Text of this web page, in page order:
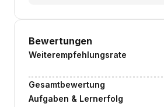
Bewertungen
Weiterempfehlungsrate
Gesamtbewertung
Aufgaben & Lernerfolg